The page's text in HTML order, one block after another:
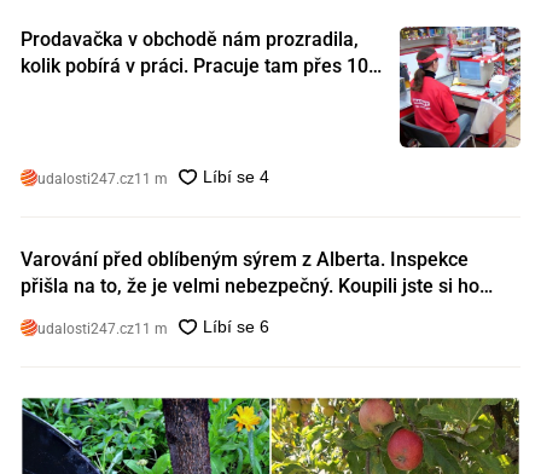
Prodavačka v obchodě nám prozradila,
kolik pobírá v práci. Pracuje tam přes 10
udalosti247.cz11 m
Varování před oblíbeným sýrem z Alberta. Inspekce
přišla na to, že je velmi nebezpečný. Koupili jste si ho
udalosti247.cz11 m